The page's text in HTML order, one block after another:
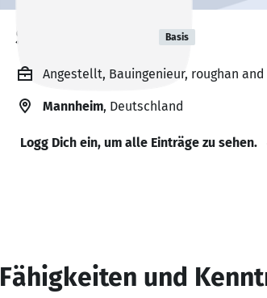
Seán Bartlett Basis
Angestellt, Bauingenieur, roughan
Mannheim, Deutschland
Logg Dich ein, um alle Einträge zu sehen.
Fähigkeiten und